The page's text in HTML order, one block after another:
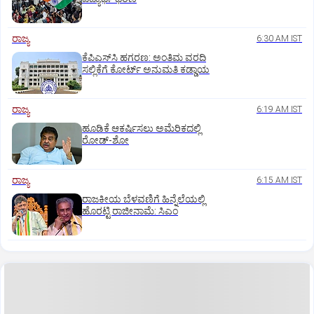
ರಾಜ್ಯ 6:30 AM IST
ಕೆಪಿಎಸ್‌ಸಿ ಹಗರಣ: ಅಂತಿಮ ವರದಿ
ಸಲ್ಲಿಕೆಗೆ ಕೋರ್ಟ್‌ ಅನುಮತಿ ಕಡ್ಡಾಯ
ರಾಜ್ಯ 6:19 AM IST
ಹೂಡಿಕೆ ಆಕರ್ಷಿಸಲು ಅಮೆರಿಕದಲ್ಲಿ
ರೋಡ್‌-ಶೋ
ರಾಜ್ಯ 6:15 AM IST
ರಾಜಕೀಯ ಬೆಳವಣಿಗೆ ಹಿನ್ನೆಲೆಯಲ್ಲಿ
ಹೊರಟ್ಟಿ ರಾಜೀನಾಮೆ: ಸಿಎಂ